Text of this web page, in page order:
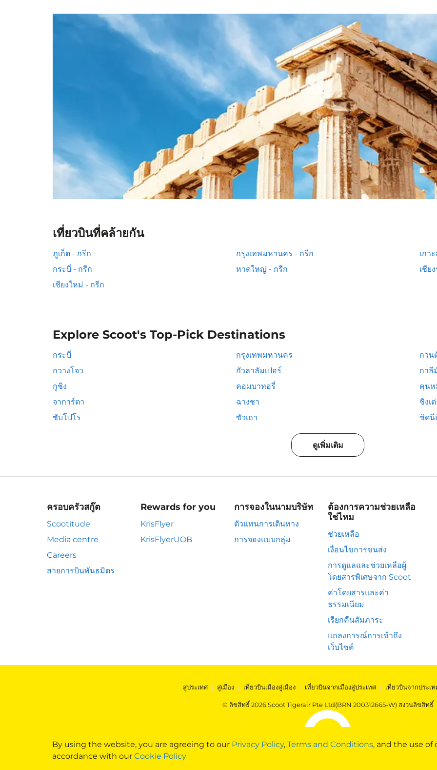
By using the website, you are agreeing to our Privacy Policy, Terms and Conditions, and the use of
accordance with our Cookie Policy
เที่ยวบินที่คล้ายกัน
ภูเก็ต - กรีก กรุงเทพมหานคร - กรีก
เกา
กระบี่ - กรีก
หาดใหญ่ - กรีก
เชีย
เชียงใหม่ - กรีก
Explore Scoot's Top-Pick Destinations
กระบี่ กรุงเทพมหานคร
กวน
กวางโจว
กัวลาลัมเปอร์
กาลี
กูชิง
คอมบาทอรี่
คุนห
จาการ์ตา
ฉางชา
ชิงเ
ซับโปโร
ซัวเถา ซิดนี
ดูเพิ่มเติม
ครอบครัวสกู๊ต
Scootitude
Media centre
Careers
สายการบินพันธมิตร
Rewards for you
KrisFlyer
KrisFlyerUOB
การจองในนามบริษัท
ตัวแทนการเดินทาง
การจองแบบกลุ่ม
ต้องการความช่วยเหลือ
ใช่ไหม
ช่วยเหลือ
เงื่อนไขการขนส่ง
การดูแลและช่วยเหลือผู้
โดยสารพิเศษจาก Scoot
ค่าโดยสารและค่า
ธรรมเนียม
เรียกคืนสัมภาระ
แถลงการณ์การเข้าถึง
เว็บไซต์
สู่ประเทศ | สู่เมือง | เที่ยวบินเมืองสู่เมือง | เที่ยวบินจากเมืองสู่ประเทศ | เที่ยวบินจากประเท
© ลิขสิทธิ์ 2026 Scoot Tigerair Pte Ltd(BRN 200312665-W) สงวนลิขสิทธิ์